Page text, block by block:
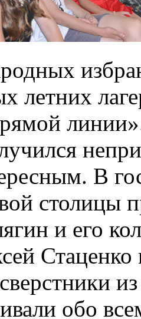
летних
В
столицы
и его
обо